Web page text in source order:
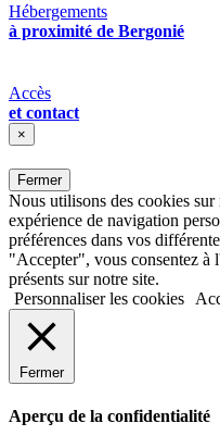
Hébergements
à proximité de Bergonié
Accès
et contact
×
Fermer
Nous utilisons des cookies
expérience de navigation
préférences dans vos
"Accepter", vous consentez à
présents sur notre site.
Personnaliser les cookies
Fermer
Aperçu de la confidentialité